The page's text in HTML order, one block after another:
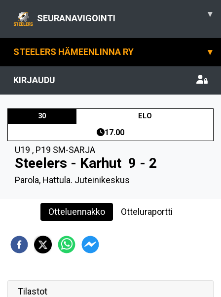
SEURANAVIGOINTI ▾
STEELERS HÄMEENLINNA RY ▾
KIRJAUDU
30 ELO
17.00
U19 , P19 SM-SARJA
Steelers - Karhut 9 - 2
Parola, Hattula. Juteinikeskus
Otteluennakko Otteluraportti
Tilastot